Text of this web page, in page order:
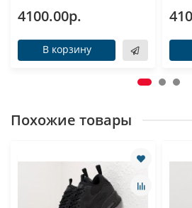
4100.00р.
В корзину
Похожие товары